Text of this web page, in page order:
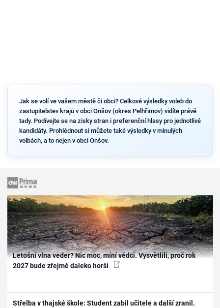
Jak se volí ve vašem městě či obci? Celkové výsledky voleb do
zastupitelstev krajů v obci Onšov (okres Pelhřimov) vidíte právě
tady. Podívejte se na zisky stran i preferenční hlasy pro jednotlivé
kandidáty. Prohlédnout si můžete také výsledky v minulých
volbách, a to nejen v obci Onšov.
Letošní vlna veder? Nic moc, míní vědci. Vysvětlili, proč rok
2027 bude zřejmě daleko horší
Střelba v thajské škole: Student zabil učitele a další zranil.